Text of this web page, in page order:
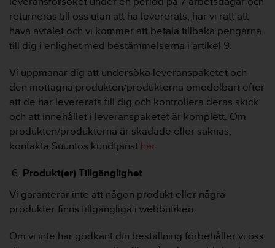
returneras till oss utan att ha levererats, har vi rätt att
häva avtalet och vi kommer att betala tillbaka pengarna
till dig i enlighet med bestämmelserna i artikel 9.
Vi uppmanar dig att undersöka leveranspaketet och
den mottagna produkten/produkterna omedelbart efter
att de har levererats till dig och kontrollera deras skick
och att innehållet i leveranspaketet är komplett. Om
produkten/produkterna är skadade eller saknas,
kontakta Suuntos kundtjänst här.
Produkt(er) Tillgänglighet
Vi garanterar inte att någon produkt eller några
produkter finns tillgängliga i webbutiken.
Om vi inte har godkänt din beställning förbehåller vi oss